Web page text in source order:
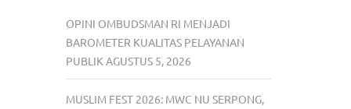
OPINI OMBUDSMAN RI MENJADI
BAROMETER KUALITAS PELAYANAN
PUBLIK AGUSTUS 5, 2026
MUSLIM FEST 2026: MWC NU SERPONG,